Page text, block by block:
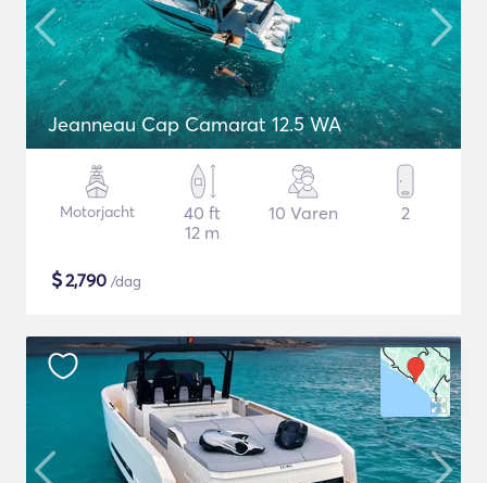
Jeanneau Cap Camarat 12.5 WA
Motorjacht
40 ft
12 m
10 Varen 2
$2,790 /dag